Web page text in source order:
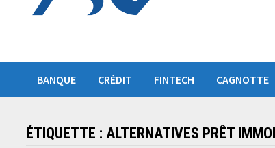
BANQUE CRÉDIT FINTECH CAGNOTTE
ÉTIQUETTE :ALTERNATIVES PRÊT